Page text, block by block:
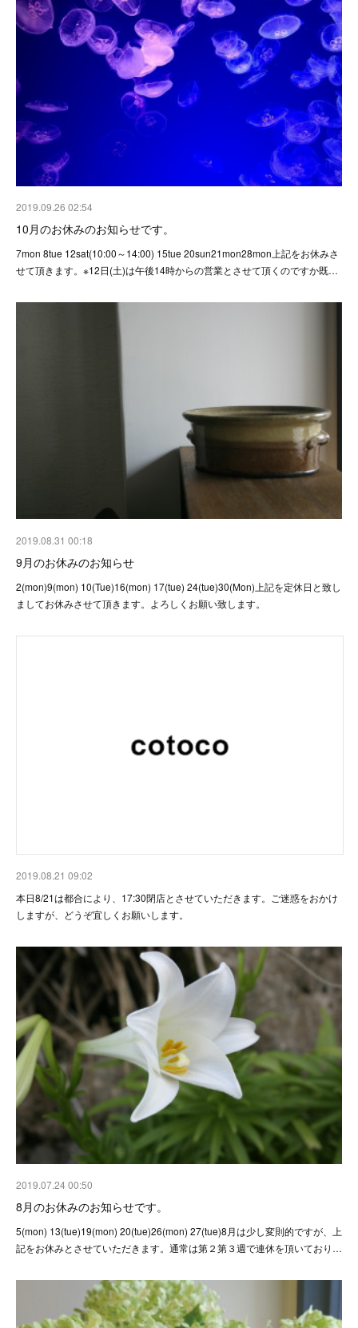
2019.09.26 02:54
10月のお休みのお知らせです。
7mon 8tue 12sat(10:00～14:00) 15tue 20sun21mon28mon上記をお休みさ
せて頂きます。※12日(土)は午後14時からの営業とさせて頂くのですか既…
2019.08.31 00:18
9月のお休みのお知らせ
2(mon)9(mon) 10(Tue)16(mon) 17(tue) 24(tue)30(Mon)上記を定休日と致し
ましてお休みさせて頂きます。よろしくお願い致します。
2019.08.21 09:02
本日8/21は都合により、17:30閉店とさせていただきます。ご迷惑をおかけ
しますが、どうぞ宜しくお願いします。
2019.07.24 00:50
8月のお休みのお知らせです。
5(mon) 13(tue)19(mon) 20(tue)26(mon) 27(tue)8月は少し変則的ですが、上
記をお休みとさせていただきます。通常は第２第３週で連休を頂いており…